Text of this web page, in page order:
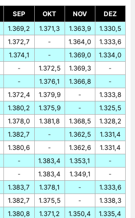
SEP OKT NOV
DEZ
1.369,2
1.372,7
1.374,1
-
-
1.372,4
1.380,2
1.378,0
1.382,7
1.380,6
-
-
1.383,7
1.382,7
1.380,8
1.371,3
-
-
1.372,5
1.376,1
1.379,9
1.375,9
1.381,8
-
-
1.383,4
1.383,4
1.378,1
1.375,5
1.371,2
1.363,9
1.364,0
1.369,0
1.369,3
1.366,8
-
-
1.368,5
1.362,5
1.362,6
1.353,1
1.349,1
-
-
1.350,4
1.330,5
1.333,6
1.334,0
-
-
1.333,8
1.325,5
1.328,2
1.331,4
1.331,4
-
-
1.333,6
1.338,3
1.335,4